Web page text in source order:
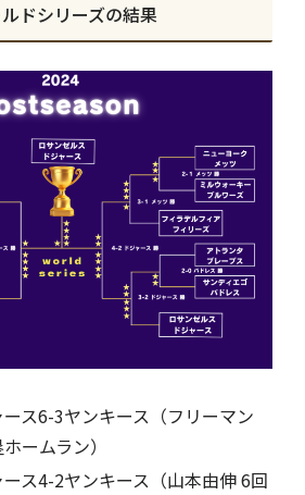
ドシリーズの結果
ス6-3ヤンキース（フリーマン
ームラン）
ス4-2ヤンキース（山本由伸 6回